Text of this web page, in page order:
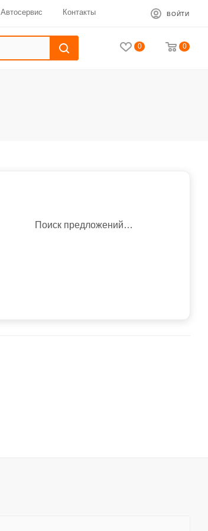
Автосервис Контакты ВОЙТИ
0 0
Поиск предложений…